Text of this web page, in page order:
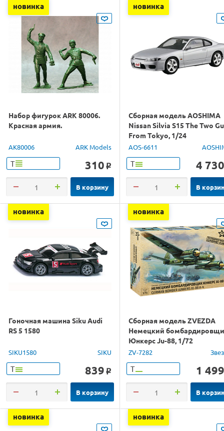
новинка
Набор фигурок ARK 80006.
Красная армия.
AK80006 ARK Models
Т 310 o
В корзину
новинка
Сборная модель AOSHIMA
Nissan Silvia S15 The Two
From Tokyo, 1/24
AOS-6611
Т 4 730
В
новинка
Гоночная машина Siku Audi
RS 5 1580
SIKU1580 SIKU
Т 839 o
В корзину
новинка
Сборная модель ZVEZDA
Немецкий
Юнкерс Ju-88, 1/72
ZV-7282
Т 1 499
В
новинка новинка